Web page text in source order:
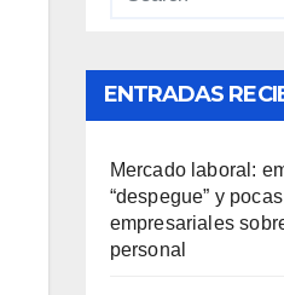
ENTRADAS
Mercado laboral:
“despegue” y
empresariales
personal